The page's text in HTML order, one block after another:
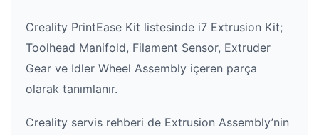
Creality PrintEase Kit listesinde i7 Extrusion Kit;
Toolhead Manifold, Filament Sensor, Extruder
Gear ve Idler Wheel Assembly içeren parça
olarak tanımlanır.
Creality servis rehberi de Extrusion Assembly’nin